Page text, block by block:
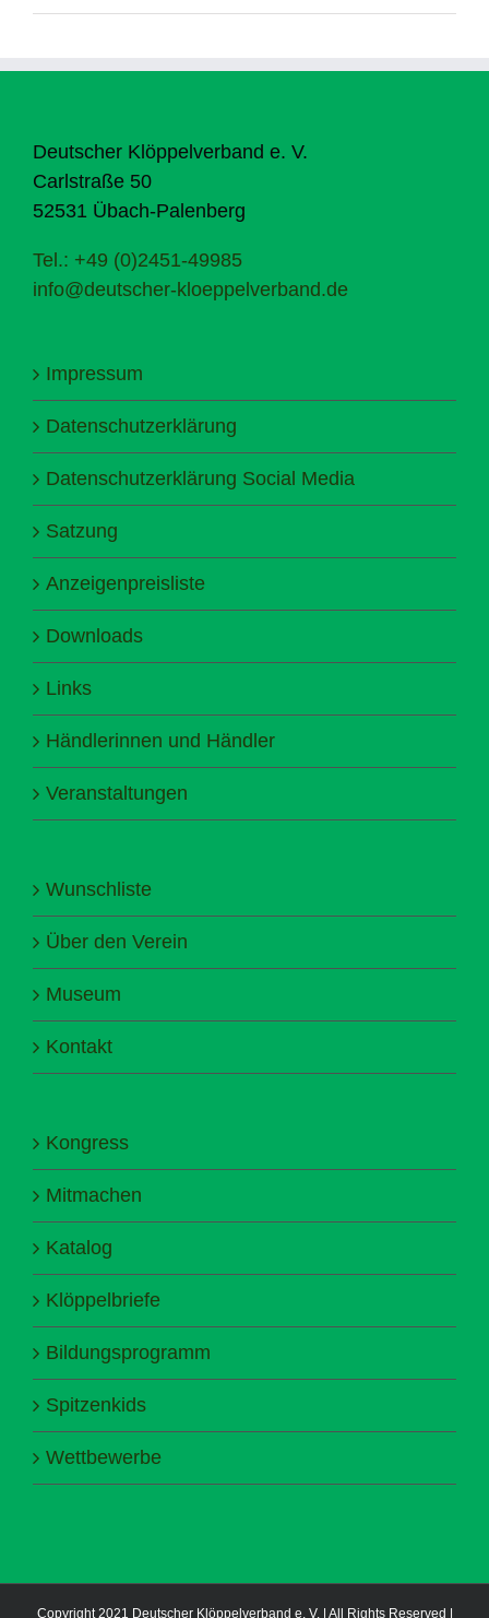
Deutscher Klöppelverband e. V.
Carlstraße 50
52531 Übach-Palenberg
Tel.: +49 (0)2451-49985
info@deutscher-kloeppelverband.de
Impressum
Datenschutzerklärung
Datenschutzerklärung Social Media
Satzung
Anzeigenpreisliste
Downloads
Links
Händlerinnen und Händler
Veranstaltungen
Wunschliste
Über den Verein
Museum
Kontakt
Kongress
Mitmachen
Katalog
Klöppelbriefe
Bildungsprogramm
Spitzenkids
Wettbewerbe
Copyright 2021 Deutscher Klöppelverband e. V. | All Rights Reserved |